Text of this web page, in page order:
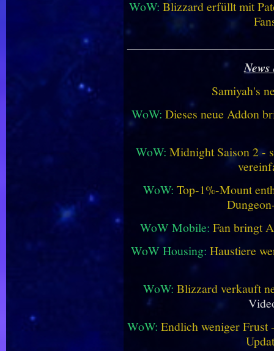
WoW: Blizzard erfüllt mit
Samiyah's
WoW: Dieses neue Addon
WoW: Midnight Saison 2 -
WoW: Top-1%-Mount
WoW Mobile: Fan bringt
WoW Housing: Haustiere
WoW: Blizzard verkauft
WoW: Endlich weniger